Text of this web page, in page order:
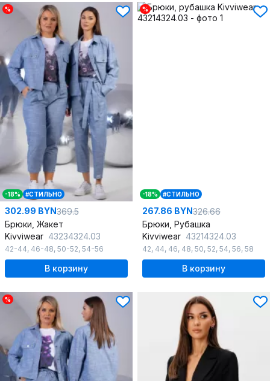
%
-18% #СТИЛЬНО
302.99 BYN369.5
Брюки, Жакет
Kivviwear 43234324.03
42-44, 46-48, 50-52, 54-56
В корзину
%
-18% #СТИЛЬНО
267.86 BYN326.66
Брюки, Рубашка
Kivviwear 43214324.03
42, 44, 46, 48, 50, 52, 54, 56, 58
В корзину
%